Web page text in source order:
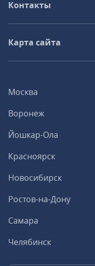
Москва
Воронеж
Йошкар-Ола
Красноярск
Новосибирск
Ростов-на-Дону
Самара
Челябинск
Контакты
Карта сайта